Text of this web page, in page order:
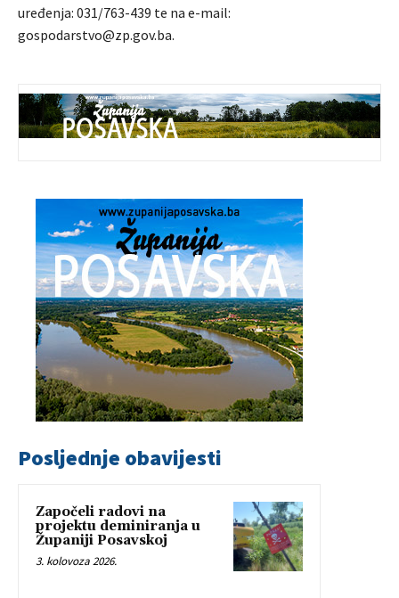
uređenja: 031/763-439 te na e-mail:
gospodarstvo@zp.gov.ba.
Posljednje obavijesti
Započeli radovi na
projektu deminiranja u
Županiji Posavskoj
3. kolovoza 2026.